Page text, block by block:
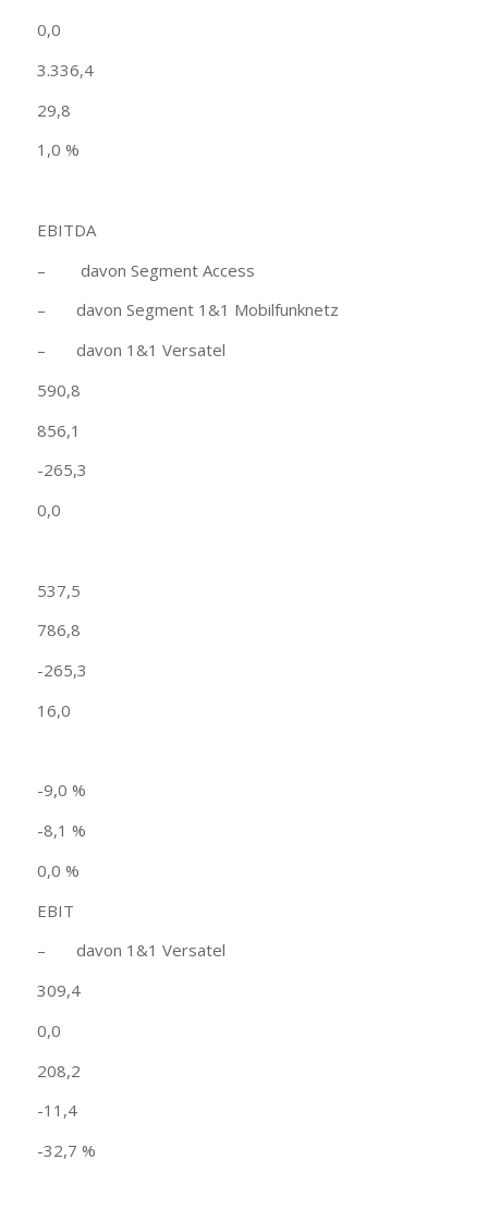
0,0
3.336,4
29,8
1,0 %
EBITDA
– davon Segment Access
– davon Segment 1&1 Mobilfunknetz
– davon 1&1 Versatel
590,8
856,1
-265,3
0,0
537,5
786,8
-265,3
16,0
-9,0 %
-8,1 %
0,0 %
EBIT
– davon 1&1 Versatel
309,4
0,0
208,2
-11,4
-32,7 %